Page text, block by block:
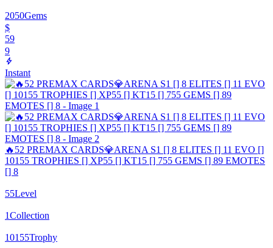
2050Gems
$
59
9
Instant
🔥52 PREMAX CARDS💎ARENA S1 [] 8 ELITES [] 11 EVO []
10155 TROPHIES [] XP55 [] KT15 [] 755 GEMS [] 89 EMOTES
[] 8
55Level
1Collection
10155Trophy